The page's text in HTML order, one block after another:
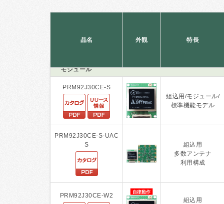
品名 外観 特長
モジュール
PRM92J30CE-S
組込用/モジュール/
標準機能モデル
PRM92J30CE-S-UAC
S
組込用
多数アンテナ
利用構成
PRM92J30CE-W2
組込用